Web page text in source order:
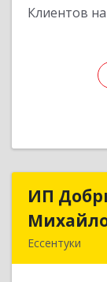
Клиентов
ИП
Ессентуки